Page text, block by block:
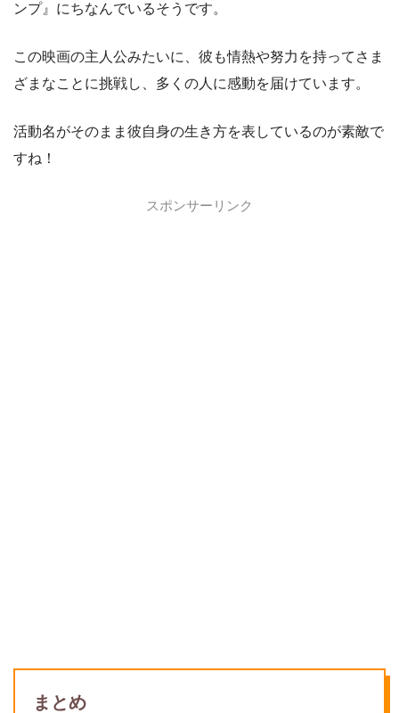
ンプ』にちなんでいるそうです。
この映画の主人公みたいに、彼も情熱や努力を持ってさま
ざまなことに挑戦し、多くの人に感動を届けています。
活動名がそのまま彼自身の生き方を表しているのが素敵で
すね！
スポンサーリンク
まとめ